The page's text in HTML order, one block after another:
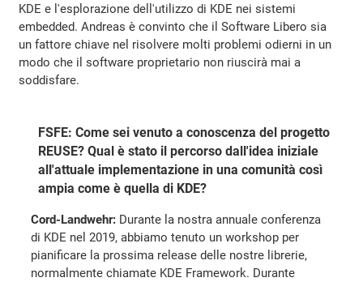
KDE e l'esplorazione dell'utilizzo di KDE nei sistemi
embedded. Andreas è convinto che il Software Libero sia
un fattore chiave nel risolvere molti problemi odierni in un
modo che il software proprietario non riuscirà mai a
soddisfare.
FSFE: Come sei venuto a conoscenza del progetto
REUSE? Qual è stato il percorso dall'idea iniziale
all'attuale implementazione in una comunità così
ampia come è quella di KDE?
Cord-Landwehr: Durante la nostra annuale conferenza
di KDE nel 2019, abbiamo tenuto un workshop per
pianificare la prossima release delle nostre librerie,
normalmente chiamate KDE Framework. Durante